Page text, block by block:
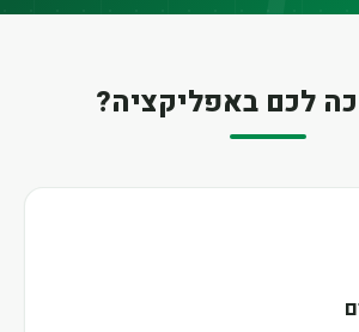
לכם באפליקציה?